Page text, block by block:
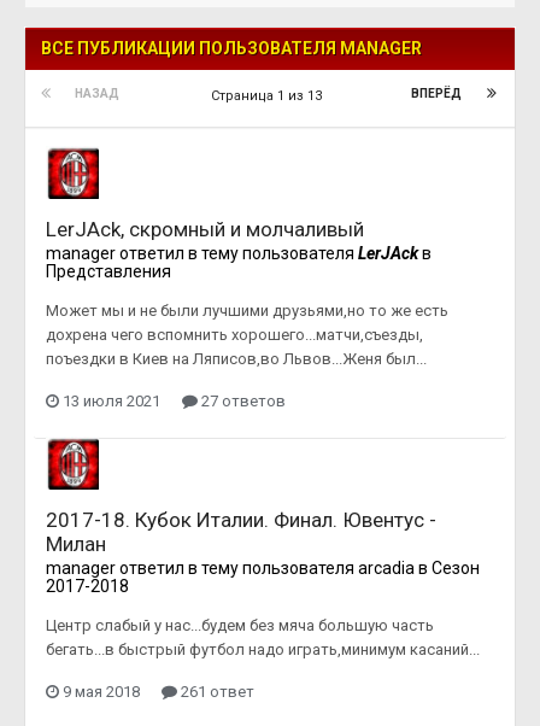
ВСЕ ПУБЛИКАЦИИ ПОЛЬЗОВАТЕЛЯ MANAGER
НАЗАД ВПЕРЁД
Страница 1 из 13
LerJAck, скромный и молчаливый
managerответил в тему пользователя LerJAckв
Представления
Может мы и не были лучшими друзьями,но то же есть
дохрена чего вспомнить хорошего...матчи,съезды,
поъездки в Киев на Ляписов,во Львов...Женя был...
13 июля 2021 27 ответов
2017-18. Кубок Италии. Финал. Ювентус -
Милан
managerответил в тему пользователя arcadia в Сезон
2017-2018
Центр слабый у нас...будем без мяча большую часть
бегать...в быстрый футбол надо играть,минимум касаний...
9 мая 2018 261 ответ